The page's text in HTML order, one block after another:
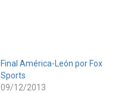
Final América-León por Fox
Sports
09/12/2013